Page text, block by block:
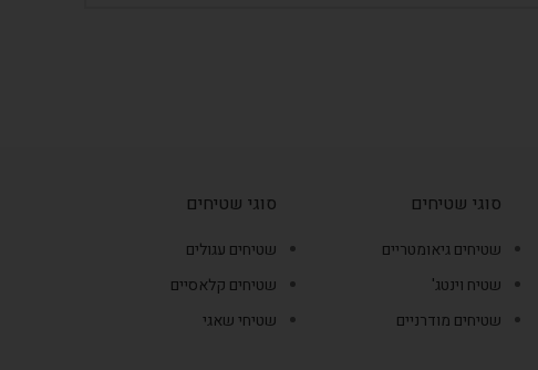
סוגי שטיחים
שטיחים גיאומטריים
שטיח וינטג'
שטיחים מודרניים
סוגי שטיחים
שטיחים עגולים
שטיחים קלאסיים
שטיחי שאגי